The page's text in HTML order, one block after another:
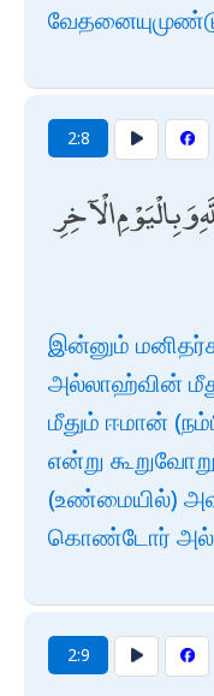
2:8
وَبِالْيَوْمِ الْآخِرِ
இன்னும்
அல்லாஹ்வின்
மீதும் ஈமான்
என்று
(உண்மையில்)
கொண்டோர்
2:9